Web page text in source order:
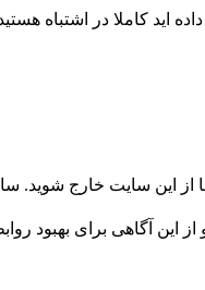
اید کاملا در اشتباه
از این سایت خارج
آگاهی برای بهبود